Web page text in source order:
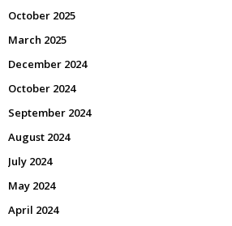
October 2025
March 2025
December 2024
October 2024
September 2024
August 2024
July 2024
May 2024
April 2024